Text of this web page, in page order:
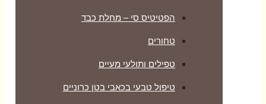
הפטיטיס סי – מחלת כבד
טחורים
טפילים ותולעי מעיים
טיפול טבעי בכאבי בטן כרוניים